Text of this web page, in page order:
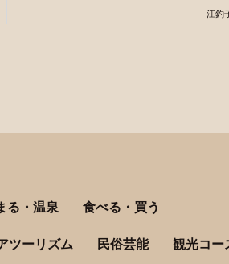
江釣
る・温泉 食べる・買う
ツーリズム 民俗芸能 観光コー